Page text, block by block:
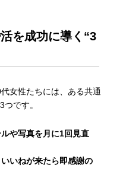
を成功に導く“3
女性たちには、ある共通
です。
や写真を月に1回見直
いいねが来たら即感謝の